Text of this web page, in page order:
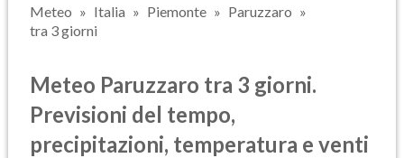
Meteo Italia Piemonte
Paruzzaro
tra 3 giorni
Meteo Paruzzaro tra 3 giorni.
Previsioni del tempo,
precipitazioni, temperatura e venti